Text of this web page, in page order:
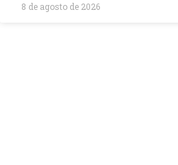
8 de agosto de 2026